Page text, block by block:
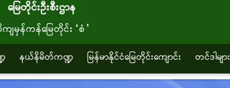
မြေတိုင်းဦးစီးဌာန
ျမှန်ကန်မြေတိုင်း“စံ”
နယ်နိမိတ်ကဏ္ဍ မြန်မာနိုင်ငံမြေတိုင်းကျောင်း တင်ဒါများ